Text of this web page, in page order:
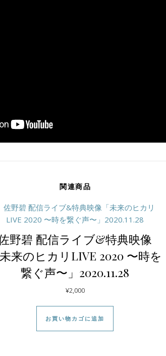
関連商品
野碧 配信ライブ&特典映像
未来のヒカリLIVE 2020 〜時を
繋ぐ声〜」2020.11.28
¥2,000
お買い物カゴに追加